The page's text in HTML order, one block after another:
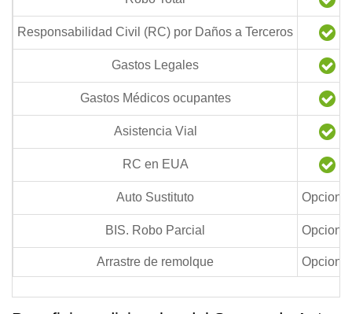
Responsabilidad Civil (RC) por Daños a Terceros
Gastos Legales
Gastos Médicos ocupantes
Asistencia Vial
RC en EUA
Auto Sustituto Opcional
BIS. Robo Parcial Opcional
Arrastre de remolque Opcional